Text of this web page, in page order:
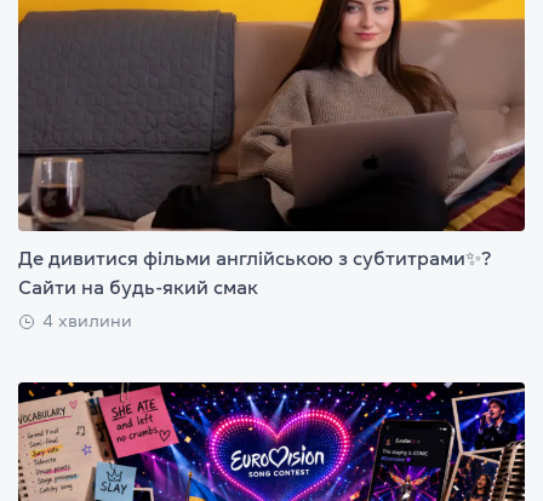
Де дивитися фільми англійською з субтитрами✨?
Сайти на будь-який смак
4 хвилини